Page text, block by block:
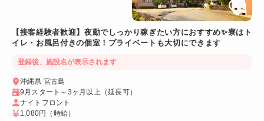
【接客経験者歓迎】夜勤でしっかり稼ぎたい方におすすめ✨寮はト
イレ・お風呂付きの個室！プライベートも大切にできます
登録後、施設名が表示されます
沖縄県 宮古島
9月スタート～3ヶ月以上（延長可）
ナイトフロント
1,080円
（時給）